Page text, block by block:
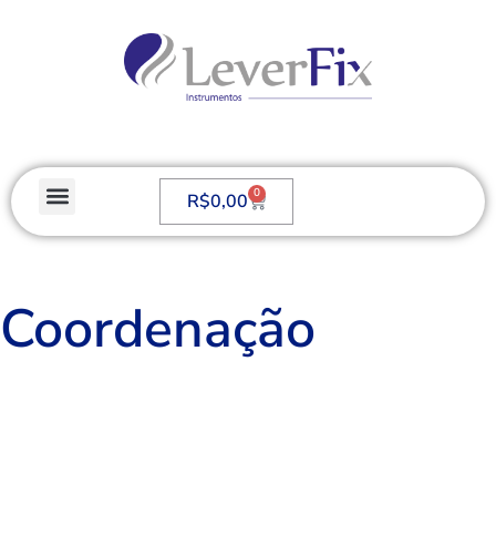
R$0,00 0
Coordenação